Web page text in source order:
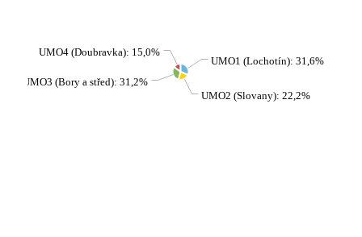
UMO1 (Lochotín): 31,6%
UMO2 (Slovany): 22,2%
UMO3 (Bory a střed): 31,2%
UMO4 (Doubravka): 15,0%